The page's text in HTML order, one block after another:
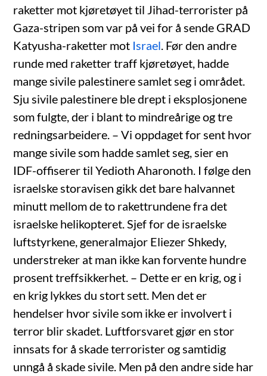
raketter mot kjøretøyet til Jihad-terrorister på
Gaza-stripen som var på vei for å sende GRAD
Katyusha-raketter mot Israel. Før den andre
runde med raketter traff kjøretøyet, hadde
mange sivile palestinere samlet seg i området.
Sju sivile palestinere ble drept i eksplosjonene
som fulgte, der i blant to mindreårige og tre
redningsarbeidere. – Vi oppdaget for sent hvor
mange sivile som hadde samlet seg, sier en
IDF-offiserer til Yedioth Aharonoth. I følge den
israelske storavisen gikk det bare halvannet
minutt mellom de to rakettrundene fra det
israelske helikopteret. Sjef for de israelske
luftstyrkene, generalmajor Eliezer Shkedy,
understreker at man ikke kan forvente hundre
prosent treffsikkerhet. – Dette er en krig, og i
en krig lykkes du stort sett. Men det er
hendelser hvor sivile som ikke er involvert i
terror blir skadet. Luftforsvaret gjør en stor
innsats for å skade terrorister og samtidig
unngå å skade sivile. Men på den andre side har